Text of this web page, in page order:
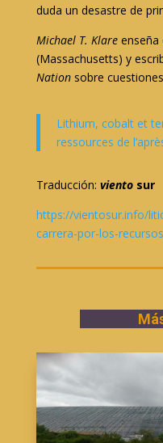
duda un desastre de
Michael T. Klareenseña
(Massachusetts) y
Nationsobre
Lithium, cobalt et
ressources de
Traducción: vientosur
https://vientosur.info/
carrera-por-los-